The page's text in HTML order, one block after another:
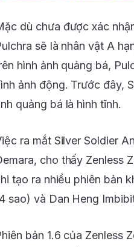
dù chưa được xác
sẽ là nhân vật A
hình ảnh quảng bá,
ảnh động. Trước đây,
quảng bá là hình tĩnh.
ra mắt Silver Soldier
cho thấy Zenless
tạo ra nhiều phiên bản
sao) và Dan Heng
bản 1.6 của Zenless